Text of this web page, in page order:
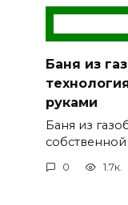
Баня из
руками
Баня из
собственной
0 1.7к.